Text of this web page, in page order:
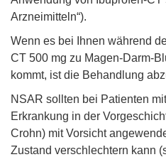
Arzneimitteln“).
Wenn es bei Ihnen während
CT 500 mg zu Magen-Darm-
kommt, ist die Behandlung
NSAR sollten bei Patienten
Erkrankung in der
Crohn) mit Vorsicht
Zustand verschlechtern kann